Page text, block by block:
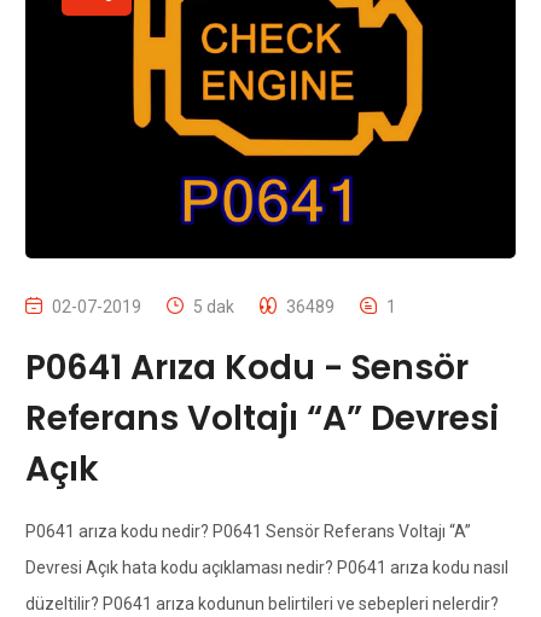
02-07-2019 5 dak 36489 1
P0641 Arıza Kodu - Sensör
Referans Voltajı “A” Devresi
Açık
P0641 arıza kodu nedir? P0641 Sensör Referans Voltajı “A”
Devresi Açık hata kodu açıklaması nedir? P0641 arıza kodu nasıl
düzeltilir? P0641 arıza kodunun belirtileri ve sebepleri nelerdir?